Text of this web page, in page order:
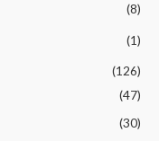
(8)
(1)
(126)
(47)
(30)